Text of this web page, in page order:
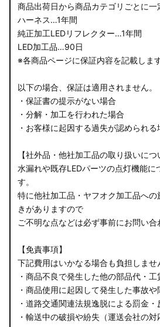
商品出荷日から商品カテゴリごとに一
ハーネス…1年間
純正加工LEDリフレクター…1年間
LED加工品…90日
※各商品ページに保証内容を記載しま
以下の場合、保証は適用されません。
・保証書の提示がない場合
・分解・加工を行われた場合
・お客様に起因する過失が認められる
【社外品・他社加工品の取り扱いにつ
水漏れや既存LEDパーツの点灯機能に
す。
特に他社加工品・ヤフオク加工品へ
きがありますので
ご不明な点などは必ず事前にお問い合
【免責事項】
下記費用はいかなる場合も負担しませ
・商品不良で発生した他の部品代・
・商品使用に起因して発生した事故
・道路交通関連法規逸脱による罰金・
・輸送中の破損や紛失（運送会社の対